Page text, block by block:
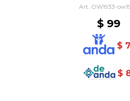
OW1933-
$ 99
$
$